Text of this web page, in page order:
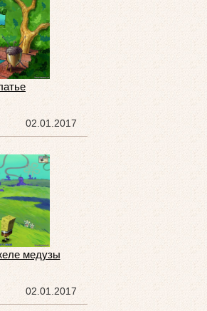
02.01.2017
медузы
02.01.2017